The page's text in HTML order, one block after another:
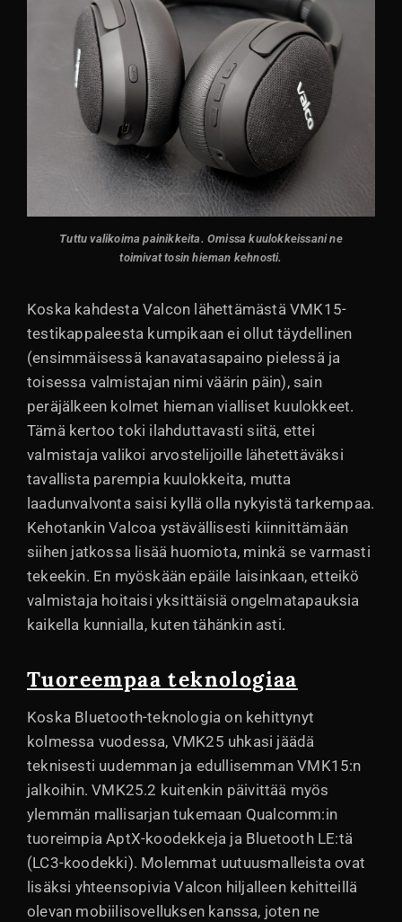
Tuttu valikoima painikkeita. Omissa kuulokkeissani ne
toimivat tosin hieman kehnosti.
Koska kahdesta Valcon lähettämästä VMK15-
testikappaleesta kumpikaan ei ollut täydellinen
(ensimmäisessä kanavatasapaino pielessä ja
toisessa valmistajan nimi väärin päin), sain
peräjälkeen kolmet hieman vialliset kuulokkeet.
Tämä kertoo toki ilahduttavasti siitä, ettei
valmistaja valikoi arvostelijoille lähetettäväksi
tavallista parempia kuulokkeita, mutta
laadunvalvonta saisi kyllä olla nykyistä tarkempaa.
Kehotankin Valcoa ystävällisesti kiinnittämään
siihen jatkossa lisää huomiota, minkä se varmasti
tekeekin. En myöskään epäile laisinkaan, etteikö
valmistaja hoitaisi yksittäisiä ongelmatapauksia
kaikella kunnialla, kuten tähänkin asti.
Tuoreempaa teknologiaa
Koska Bluetooth-teknologia on kehittynyt
kolmessa vuodessa, VMK25 uhkasi jäädä
teknisesti uudemman ja edullisemman VMK15:n
jalkoihin. VMK25.2 kuitenkin päivittää myös
ylemmän mallisarjan tukemaan Qualcomm:in
tuoreimpia AptX-koodekkeja ja Bluetooth LE:tä
(LC3-koodekki). Molemmat uutuusmalleista ovat
lisäksi yhteensopivia Valcon hiljalleen kehitteillä
olevan mobiilisovelluksen kanssa, joten ne